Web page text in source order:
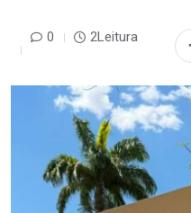
0 2Leitura